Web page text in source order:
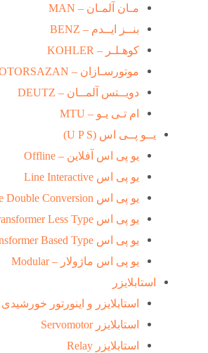
مـان آلمـان – MAN
بنــز ایــدم – BENZ
کوهـلـر – KOHLER
موتورسـازان – MOTORSAZAN
دویــتس آلمــان – DEUTZ
ام تـی یـو – MTU
یــو پــی اس (U P S)
یو پی اس آفلاین – Offline
یو پی اس Line Interactive
یو پی اس Online Double Conversion
یو پی اس Transformer Less Type
یو پی اس Transformer Based Type
یو پی اس ماژولار – Modular
استابلایزر
استابلایزر و اینورتور خورشیدی
استابلایزر Servomotor
استابلایزر Relay